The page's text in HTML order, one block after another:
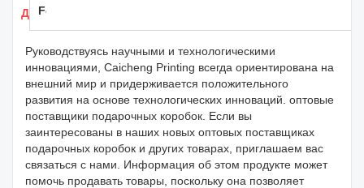
Детали продуктов
Feedback
Руководствуясь научными и технологическими
инновациями, Caicheng Printing всегда ориентирована на
внешний мир и придерживается положительного
развития на основе технологических инноваций. оптовые
поставщики подарочных коробок. Если вы
заинтересованы в наших новых оптовых поставщиках
подарочных коробок и других товарах, приглашаем вас
связаться с нами. Информация об этом продукте может
помочь продавать товары, поскольку она позволяет